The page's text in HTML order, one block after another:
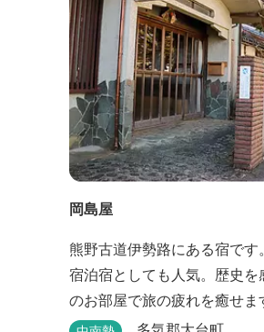
岡島屋
熊野古道伊勢路にある宿で
宿泊宿としても人気。歴史
のお部屋で旅の疲れを癒せま